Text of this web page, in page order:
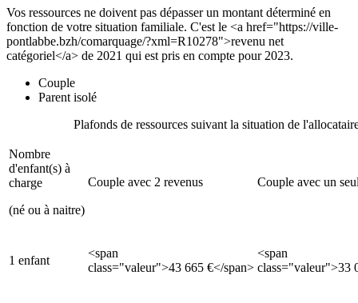
Vos ressources ne doivent pas dépasser un montant déterminé en
fonction de votre situation familiale. C'est le <a href="https://ville-
pontlabbe.bzh/comarquage/?xml=R10278">revenu net
catégoriel</a> de 2021 qui est pris en compte pour 2023.
Couple
Parent isolé
Plafonds de ressources suivant la situation de
Nombre
d'enfant(s) à
charge
(né ou à naitre)
Couple avec 2 revenus Couple avec un
1 enfant
<span
class="valeur">43 665 €</span>
<span
class="valeur">33